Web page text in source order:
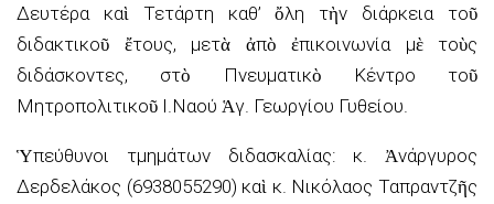
Δευτέρα καὶ Τετάρτη καθ’ ὄλη τὴν διάρκεια τοῦ
διδακτικοῦ ἔτους, μετὰ ἀπὸ ἐπικοινωνία μὲ τοὺς
διδάσκοντες, στὸ Πνευματικὸ Κέντρο τοῦ
Μητροπολιτικοῦ Ι.Ναού Ἁγ. Γεωργίου Γυθείου.
Ὑπεύθυνοι τμημάτων διδασκαλίας: κ. Ἀνάργυρος
Δερδελάκος (6938055290) καὶ κ. Νικόλαος Ταπραντζῆς